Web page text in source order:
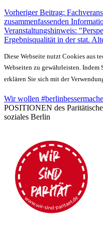
Vorheriger Beitrag:
zusammenfassenden
Veranstaltungshinweis:
Ergebnisqualität in der stat.
Diese Webseite nutzt Cookies aus
Webseiten zu gewährleisten. Indem
erklären Sie sich mit der
Wir wollen
POSITIONEN des
soziales Berlin